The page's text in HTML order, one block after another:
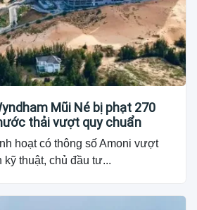
Mũi Né bị phạt 270
thải vượt quy chuẩn
hoạt có thông số Amoni vượt
kỹ thuật, chủ đầu tư...